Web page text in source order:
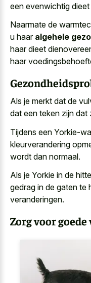
een evenwichtig dieet
Naarmate de
u haar algehele
haar dieet
haar
Als je merkt dat de
dat een teken zijn dat
Tijdens een Yorkie-
kleurverandering
wordt dan normaal.
Als je Yorkie in de
gedrag in de gaten te
veranderingen.
Zorg voor